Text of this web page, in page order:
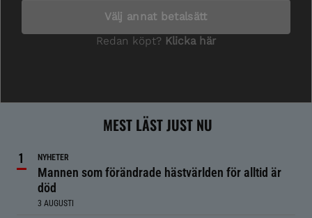
MEST LÄST JUST NU
NYHETER
Mannen som förändrade hästvärlden för alltid är
död
3 AUGUSTI